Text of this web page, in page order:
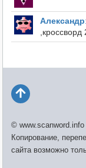
Александр:
© www.scanword.info
Копирование,
сайта возможно